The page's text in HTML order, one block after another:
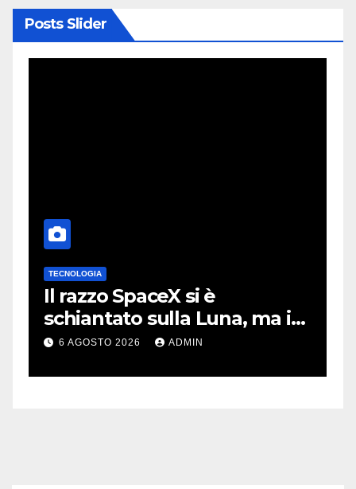
Posts Slider
TECNOLOGIA
Il razzo SpaceX si è
schiantato sulla Luna, ma i
video virali erano quasi tutti
6 AGOSTO 2026 ADMIN